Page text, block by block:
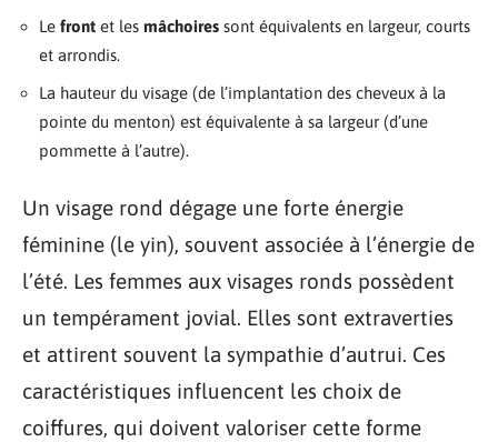
Le front et les mâchoires sont équivalents en largeur, courts
et arrondis.
La hauteur du visage (de l’implantation des cheveux à la
pointe du menton) est équivalente à sa largeur (d’une
pommette à l’autre).
Un visage rond dégage une forte énergie
féminine (le yin), souvent associée à l’énergie de
l’été. Les femmes aux visages ronds possèdent
un tempérament jovial. Elles sont extraverties
et attirent souvent la sympathie d’autrui. Ces
caractéristiques influencent les choix de
coiffures, qui doivent valoriser cette forme